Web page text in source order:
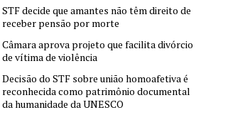
STF decide que amantes não têm direito de
receber pensão por morte
Câmara aprova projeto que facilita divórcio
de vítima de violência
Decisão do STF sobre união homoafetiva é
reconhecida como patrimônio documental
da humanidade da UNESCO